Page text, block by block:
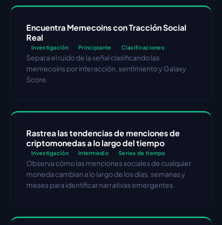
Encuentra Memecoins con Tracción Social
Real
Investigación Principiante Clasificaciones
Separa el ruido de la señal clasificando las
memecoins por interacción, sentimiento y Galaxy
Score.
Rastrea las tendencias de menciones de
criptomonedas a lo largo del tiempo
Investigación Intermedio Series de tiempo
Observa cómo las menciones sociales de cualquier
moneda cambian a lo largo de los días, semanas y
meses para identificar narrativas emergentes.